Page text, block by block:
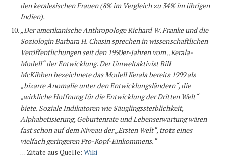
den keralesischen Frauen (8% im Vergleich zu 34% im übrigen
Indien).
„Der amerikanische Anthropologe Richard W. Franke und die
Soziologin Barbara H. Chasin sprechen in wissenschaftlichen
Veröffentlichungen seit den 1990er-Jahren vom „Kerala-
Modell“ der Entwicklung. Der Umweltaktivist Bill
McKibben bezeichnete das Modell Kerala bereits 1999 als
„bizarre Anomalie unter den Entwicklungsländern“, die
„wirkliche Hoffnung für die Entwicklung der Dritten Welt“
biete. Soziale Indikatoren wie Säuglingssterblichkeit,
Alphabetisierung, Geburtenrate und Lebenserwartung wären
fast schon auf dem Niveau der „Ersten Welt“, trotz eines
vielfach geringeren Pro-Kopf-Einkommens.“
. . . Zitate aus Quelle: Wiki